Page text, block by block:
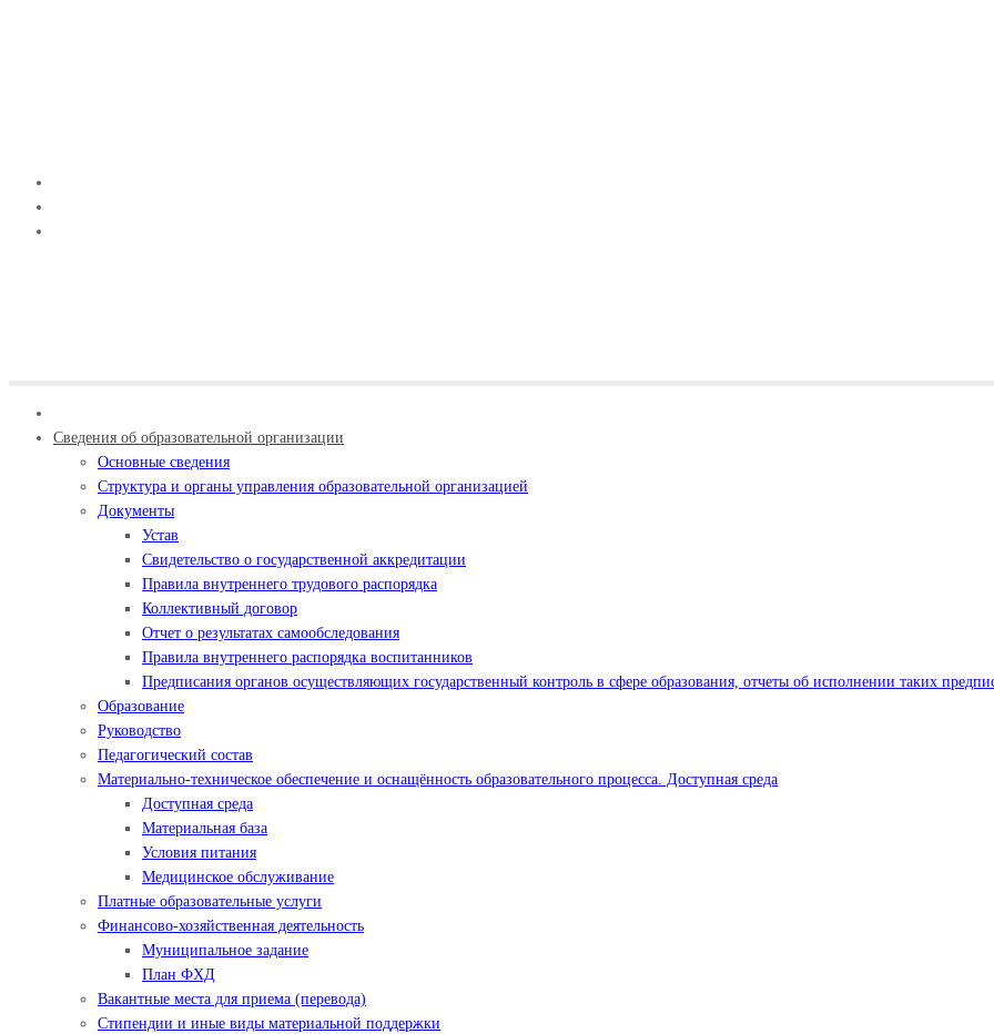
Сведения об образовательной организации
Основные сведения
Структура и органы управления образовательной организацией
Документы
Устав
Свидетельство о государственной аккредитации
Правила внутреннего трудового распорядка
Коллективный договор
Отчет о результатах самообследования
Правила внутреннего распорядка воспитанников
Предписания органов осуществляющих государственный контроль в сфере образования, отчеты об исполнении таких
Образование
Руководство
Педагогический состав
Материально-техническое обеспечение и оснащённость образовательного процесса. Доступная среда
Доступная среда
Материальная база
Условия питания
Медицинское обслуживание
Платные образовательные услуги
Финансово-хозяйственная деятельность
Муниципальное задание
План ФХД
Вакантные места для приема (перевода)
Стипендии и иные виды материальной поддержки